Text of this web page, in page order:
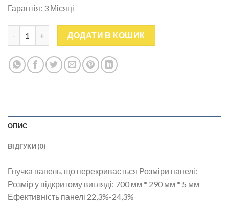
Гарантія: 3 Місяці
Сонячний зарядний пристрій 21 Вт Solar панель батарея для
ДОДАТИ В КОШИК
ОПИС
ВІДГУКИ (0)
Гнучка панель, що перекривається Розміри панелі:
Розмір у відкритому вигляді: 700 мм * 290 мм * 5 мм
Ефективність панелі 22,3%-24,3%